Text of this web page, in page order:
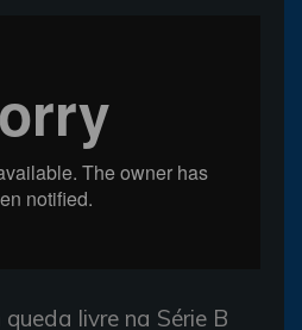
livre na Série B